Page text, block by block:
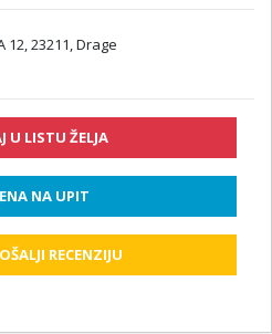
12, 23211, Drage
U LISTU ŽELJA
NA UPIT
RECENZIJU